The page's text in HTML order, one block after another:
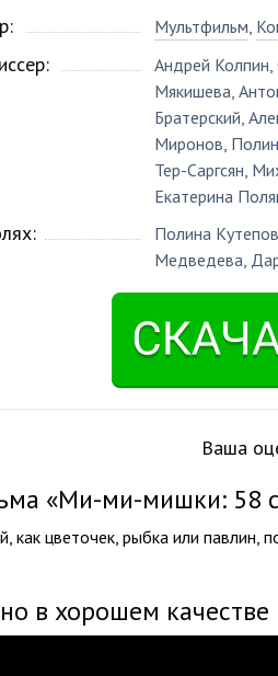
Мультфильм,
Андрей Колпин,
Мякишева,
Братерский,
Миронов,
Тер-Саргсян,
Екатерина
Полина
Медведева,
Ваша
«Ми-ми-мишки: 58
как цветочек, рыбка или
в хорошем качестве